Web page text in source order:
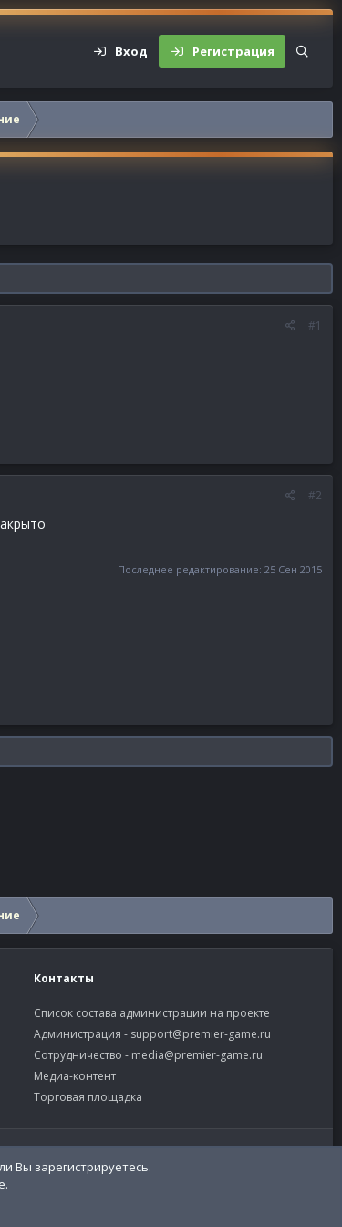
Вход Регистрация
#1
#2
Последнее редактирование: 25 Сен 2015
Контакты
Список состава администрации на проекте
Администрация - support@premier-game.ru
Сотрудничество - media@premier-game.ru
Медиа-контент
Торговая площадка
Политика конфиденциальности
Вы зарегистрируетесь.